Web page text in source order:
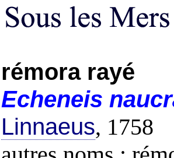
rémora rayé
Echeneis
Linnaeus, 1758